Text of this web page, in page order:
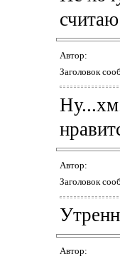
Автор:
Заголовок
Автор:
Заголовок
Автор: